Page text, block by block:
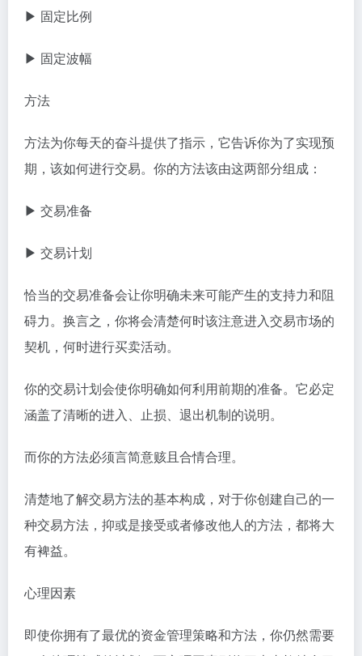
▶ 固定比例
▶ 固定波幅
方法
方法为你每天的奋斗提供了指示，它告诉你为了实现预
期，该如何进行交易。你的方法该由这两部分组成：
▶ 交易准备
▶ 交易计划
恰当的交易准备会让你明确未来可能产生的支持力和阻
碍力。换言之，你将会清楚何时该注意进入交易市场的
契机，何时进行买卖活动。
你的交易计划会使你明确如何利用前期的准备。它必定
涵盖了清晰的进入、止损、退出机制的说明。
而你的方法必须言简意赅且合情合理。
清楚地了解交易方法的基本构成，对于你创建自己的一
种交易方法，抑或是接受或者修改他人的方法，都将大
有裨益。
心理因素
即使你拥有了最优的资金管理策略和方法，你仍然需要